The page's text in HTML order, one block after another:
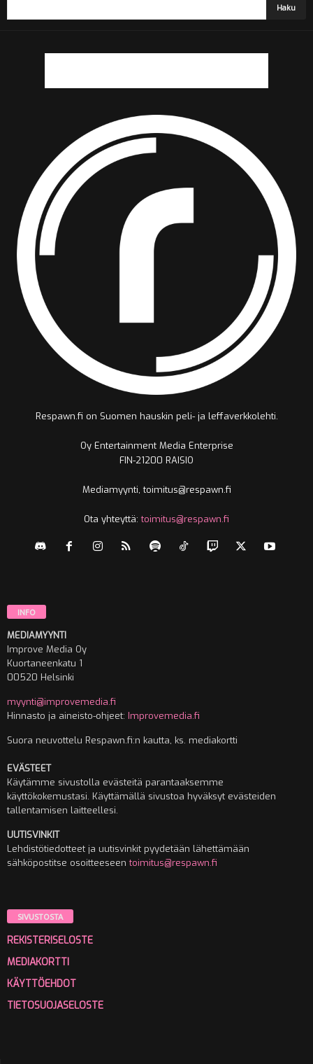
Respawn.fi on Suomen hauskin peli- ja leffaverkkolehti.
Oy Entertainment Media Enterprise
FIN-21200 RAISIO
Mediamyynti, toimitus@respawn.fi
Ota yhteyttä:toimitus@respawn.fi
INFO
MEDIAMYYNTI
Improve Media Oy
Kuortaneenkatu 1
00520 Helsinki
myynti@improvemedia.fi
Hinnasto ja aineisto-ohjeet: Improvemedia.fi
Suora neuvottelu Respawn.fi:n kautta, ks. mediakortti
EVÄSTEET
Käytämme sivustolla evästeitä parantaaksemme
käyttökokemustasi. Käyttämällä sivustoa hyväksyt evästeiden
tallentamisen laitteellesi.
UUTISVINKIT
Lehdistötiedotteet ja uutisvinkit pyydetään lähettämään
sähköpostitse osoitteeseentoimitus@respawn.fi
SIVUSTOSTA
REKISTERISELOSTE
MEDIAKORTTI
KÄYTTÖEHDOT
TIETOSUOJASELOSTE